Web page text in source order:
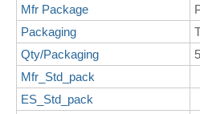
Mfr Package
Packaging
Qty/Packaging
Mfr_Std_pack
ES_Std_pack